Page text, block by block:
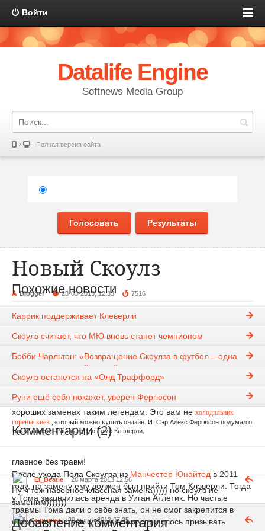
Войти
Datalife Engine
Softnews Media Group
Полная версия сайта
Голосовать Результаты
Новый Скоулз
Blogger 28-03-2013, 12:33 7516
Сегодня я начну со слов «Мир меняется» и футбол не
исключение. Футболисты стареют, подходят молодежь на
замену. Но какие футболисты стареют? В
Юнайтеддве легенды Пол Скоулз и Райан Гиггз. И чтобы не
прискорбно это говорить, но это так. И нужно думать о
хороших заменах таким легендам. Это вам не холодильник
горенье киев ,который можно купить онлайн. И Сэр Алекс Фергюсон подумал о
такой замене. Расскажу я о Томе Клэверли.
После ухода Пола Скоулза из Манчестер Юнайтед в 2011
году, на замену ему должен был прийти Том Клэверли. Тогда
у Тома закончилась аренда в Уиган Атлетик. Но частые
травмы Тома дали о себе знать, он не смог закрепится в
стартовом составе и Сэру Алексу пришлось призывать
Похожие новости
Каррик поддерживает Клеверли
Скоулз считает, что МЮ вновь станет чемпионом
Бобби Чарльтон: «Возвращение Скоулза в футбол – одна
из лучших новостей в моей жизни»
Скоулз останется на «Олд Траффорд»
Руни ещё себя покажет, уверен Фергюсон
Комментарии (2)
главное без травм!
El_Beatle 28 марта 2013 12:56
Ну ч тож наверное классная замена))))) но скоулз не
заменим)))))))
кантона 29 марта 2013 07:25
Добавление комментария